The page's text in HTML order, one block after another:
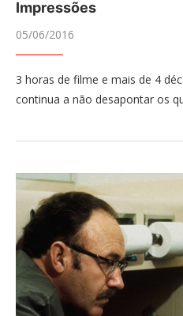
Impressões
05/06/2016
3 horas de filme e mais de 4
continua a não desapontar os